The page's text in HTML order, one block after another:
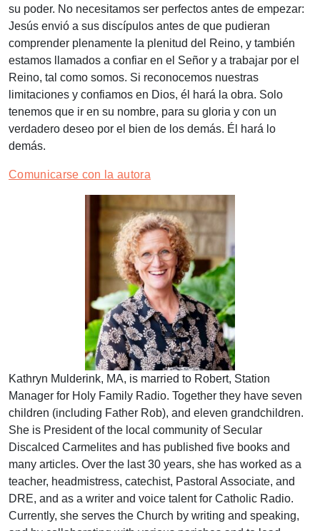
su poder. No necesitamos ser perfectos antes de empezar:
Jesús envió a sus discípulos antes de que pudieran
comprender plenamente la plenitud del Reino, y también
estamos llamados a confiar en el Señor y a trabajar por el
Reino, tal como somos. Si reconocemos nuestras
limitaciones y confiamos en Dios, él hará la obra. Solo
tenemos que ir en su nombre, para su gloria y con un
verdadero deseo por el bien de los demás. Él hará lo
demás.
Comunicarse con la autora
Kathryn Mulderink, MA, is married to Robert, Station
Manager for Holy Family Radio. Together they have seven
children (including Father Rob), and eleven grandchildren.
She is President of the local community of Secular
Discalced Carmelites and has published five books and
many articles. Over the last 30 years, she has worked as a
teacher, headmistress, catechist, Pastoral Associate, and
DRE, and as a writer and voice talent for Catholic Radio.
Currently, she serves the Church by writing and speaking,